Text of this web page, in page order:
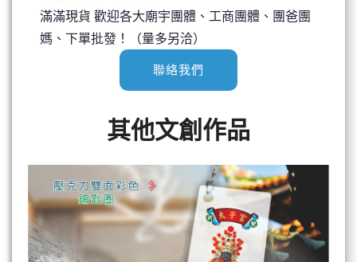
滿滿現貨 歡迎各大廟宇團體、工商團體、團爸團
媽、下單批發！（量多另洽）
聯絡我們
其他文創作品